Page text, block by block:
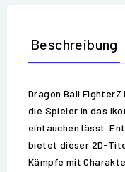
Beschreibung
Dragon Ball
die Spieler in das
eintauchen lässt.
bietet dieser 2D-
Kämpfe mit